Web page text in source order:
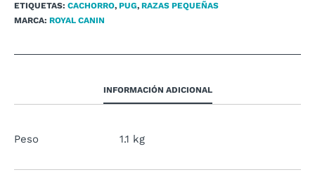
ETIQUETAS: CACHORRO, PUG, RAZAS PEQUEÑAS
MARCA: ROYAL CANIN
INFORMACIÓN ADICIONAL
Peso 1.1 kg